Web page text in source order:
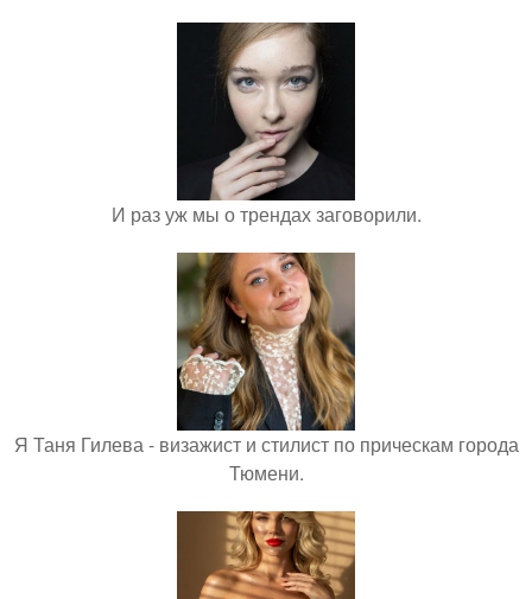
И раз уж мы о трендах заговорили.
Я Таня Гилева - визажист и стилист по прическам города
Тюмени.